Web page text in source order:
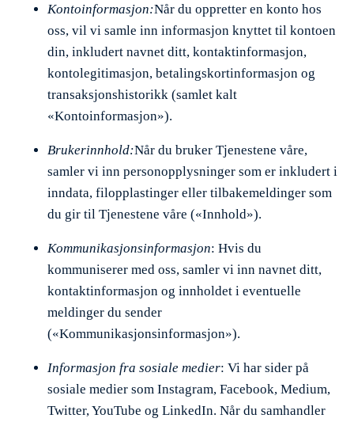
Kontoinformasjon:Når du oppretter en konto hos
oss, vil vi samle inn informasjon knyttet til kontoen
din, inkludert navnet ditt, kontaktinformasjon,
kontolegitimasjon, betalingskortinformasjon og
transaksjonshistorikk (samlet kalt
«Kontoinformasjon»).
Brukerinnhold:Når du bruker Tjenestene våre,
samler vi inn personopplysninger som er inkludert i
inndata, filopplastinger eller tilbakemeldinger som
du gir til Tjenestene våre («Innhold»).
Kommunikasjonsinformasjon: Hvis du
kommuniserer med oss, samler vi inn navnet ditt,
kontaktinformasjon og innholdet i eventuelle
meldinger du sender
(«Kommunikasjonsinformasjon»).
Informasjon fra sosiale medier: Vi har sider på
sosiale medier som Instagram, Facebook, Medium,
Twitter, YouTube og LinkedIn. Når du samhandler